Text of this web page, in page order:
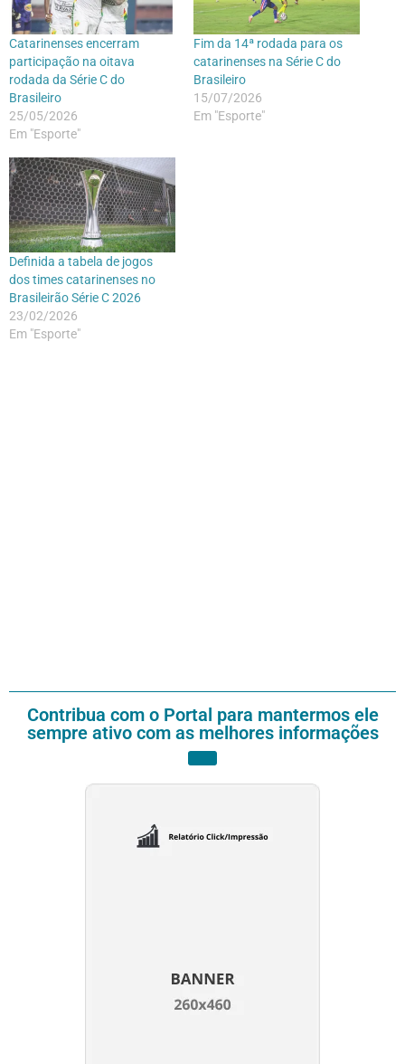
Catarinenses encerram
participação na oitava
rodada da Série C do
Brasileiro
25/05/2026
Em "Esporte"
Fim da 14ª rodada para os
catarinenses na Série C do
Brasileiro
15/07/2026
Em "Esporte"
Definida a tabela de jogos
dos times catarinenses no
Brasileirão Série C 2026
23/02/2026
Em "Esporte"
Contribua com o Portal para mantermos ele
sempre ativo com as melhores informações